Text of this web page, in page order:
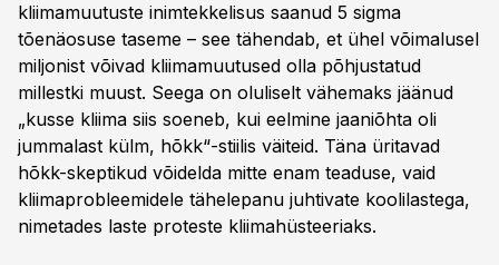
kliimamuutuste inimtekkelisus saanud 5 sigma
tõenäosuse taseme – see tähendab, et ühel võimalusel
miljonist võivad kliimamuutused olla põhjustatud
millestki muust. Seega on oluliselt vähemaks jäänud
„kusse kliima siis soeneb, kui eelmine jaaniõhta oli
jummalast külm, hõkk“-stiilis väiteid. Täna üritavad
hõkk-skeptikud võidelda mitte enam teaduse, vaid
kliimaprobleemidele tähelepanu juhtivate koolilastega,
nimetades laste proteste kliimahüsteeriaks.